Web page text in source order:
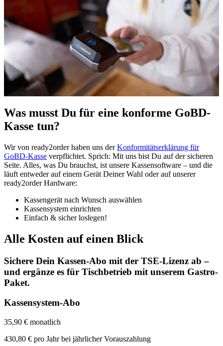
Was musst Du für eine konforme GoBD-
Kasse tun?
Wir von ready2order haben uns derKonformitätserklärung für
GoBD-Kasse verpflichtet. Sprich: Mit uns bist Du auf der sicheren
Seite. Alles, was Du brauchst, ist unsere Kassensoftware – und die
läuft entweder auf einem Gerät Deiner Wahl oder auf unserer
ready2order Hardware:
Kassengerät nach Wunsch auswählen
Kassensystem einrichten
Einfach & sicher loslegen!
Alle Kosten auf einen Blick
Sichere Dein Kassen-Abo mit der TSE-Lizenz ab –
und ergänze es für Tischbetrieb mit unserem Gastro-
Paket.
Kassensystem-Abo
35,90 € monatlich
430,80 € pro Jahr bei jährlicher Vorauszahlung